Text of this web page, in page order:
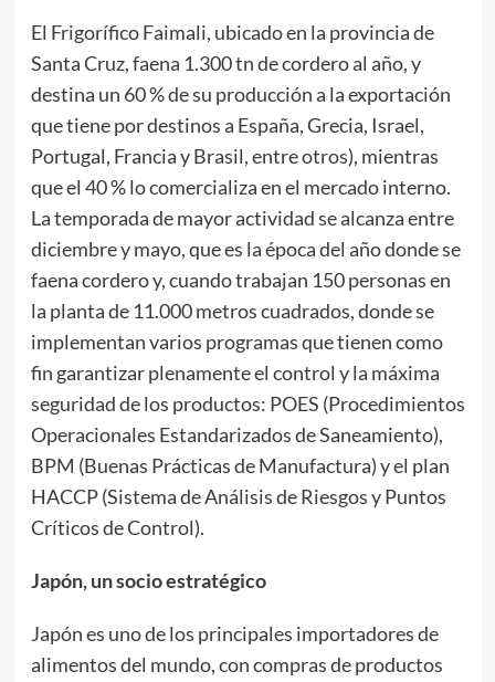
El Frigorífico Faimali, ubicado en la provincia de
Santa Cruz, faena 1.300 tn de cordero al año, y
destina un 60 % de su producción a la exportación
que tiene por destinos a España, Grecia, Israel,
Portugal, Francia y Brasil, entre otros), mientras
que el 40 % lo comercializa en el mercado interno.
La temporada de mayor actividad se alcanza entre
diciembre y mayo, que es la época del año donde se
faena cordero y, cuando trabajan 150 personas en
la planta de 11.000 metros cuadrados, donde se
implementan varios programas que tienen como
fin garantizar plenamente el control y la máxima
seguridad de los productos: POES (Procedimientos
Operacionales Estandarizados de Saneamiento),
BPM (Buenas Prácticas de Manufactura) y el plan
HACCP (Sistema de Análisis de Riesgos y Puntos
Críticos de Control).
Japón, un socio estratégico
Japón es uno de los principales importadores de
alimentos del mundo, con compras de productos